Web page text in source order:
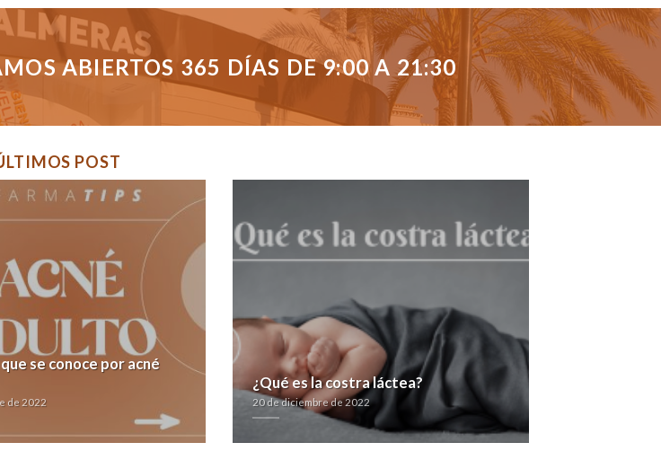
ABIERTOS 365 DÍAS DE 9:00 A 21:30
POST
se conoce por acné
de 2022
¿Qué es la costra láctea?
20 de diciembre de 2022